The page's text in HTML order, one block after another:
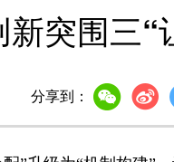
突围三“
分享到：